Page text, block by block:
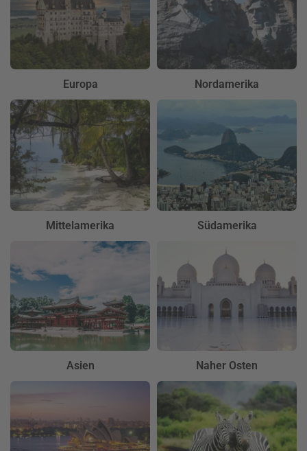
Europa Nordamerika
Mittelamerika Südamerika
Asien Naher Osten